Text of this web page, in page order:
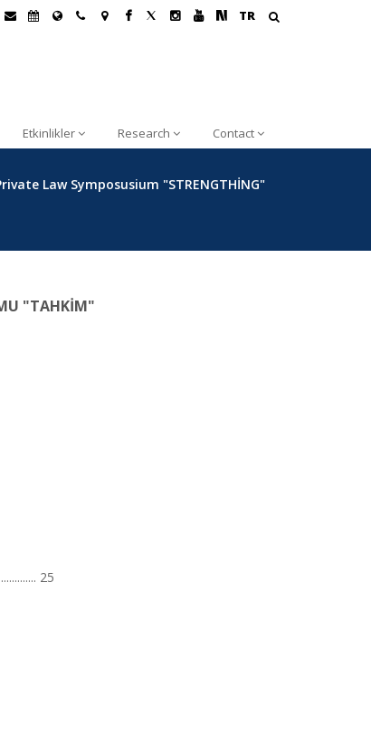
TR
Etkinlikler Research Contact
Law Symposusium "STRENGTHİNG"
"TAHKİM"
25